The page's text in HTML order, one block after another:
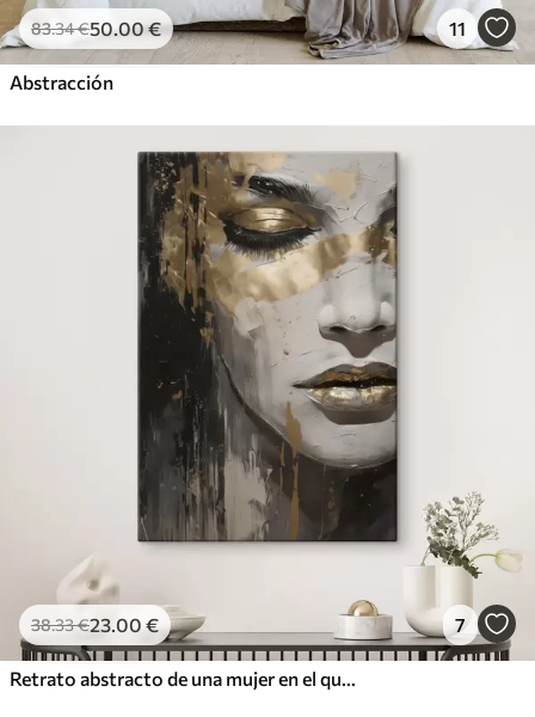
83.34€50.00€ 11
Abstracción
38.33€23.00 € 7
Retrato abstracto de una mujer en el que destacan los ojos y los labios cerrados, realizado en tonos blanco y negro con dinámicas pinceladas de colores cálidos